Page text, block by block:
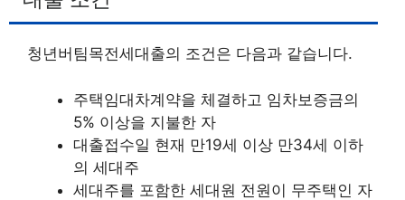
청년버팀목전세대출의 조건은 다음과 같습니다.
주택임대차계약을 체결하고 임차보증금의
5% 이상을 지불한 자
대출접수일 현재 만19세 이상 만34세 이하
의 세대주
세대주를 포함한 세대원 전원이 무주택인 자